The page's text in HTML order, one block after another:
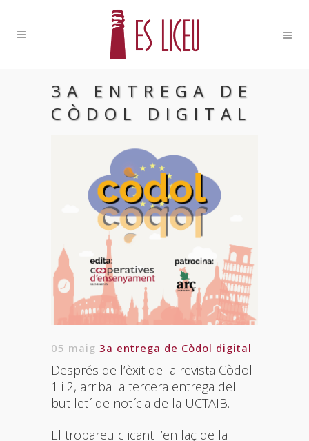
3A ENTREGA DE
CÒDOL DIGITAL
05 maig 3a entrega de Còdol digital
Després de l’èxit de la revista Còdol
1 i 2, arriba la tercera entrega del
butlletí de notícia de la UCTAIB.
El trobareu clicant l’enllaç de la